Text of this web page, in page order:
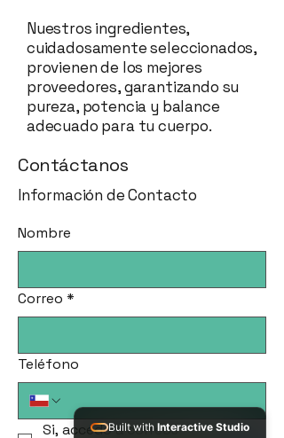
Nuestros ingredientes,
cuidadosamente seleccionados,
provienen de los mejores
proveedores, garantizando su
pureza, potencia y balance
adecuado para tu cuerpo.
Contáctanos
Información de Contacto
Nombre
Correo *
Teléfono
Si, accedo a correos
Built with Interactive Studio